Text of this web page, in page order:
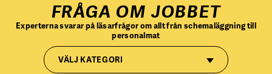
FRÅGA OM JOBBET
Experterna svarar på läsarfrågor om allt från schemaläggning till
personalmat
VÄLJ KATEGORI